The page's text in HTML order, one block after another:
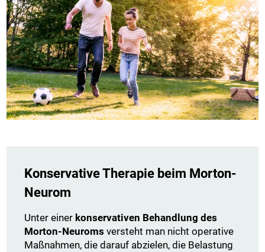
Konservative Therapie beim Morton-
Neurom
Unter einer konservativen Behandlung des
Morton-Neuromsversteht man nicht operative
Maßnahmen, die darauf abzielen, die Belastung